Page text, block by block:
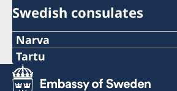
Swedish consulates
Narva
Telefon:
+372 356 5670
Tartu
Telefon: